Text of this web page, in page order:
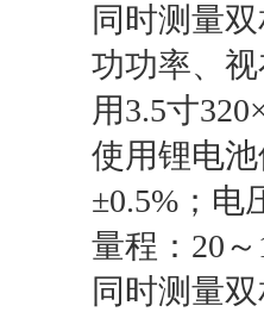
同时测量
功功率、
用3.5寸
使用锂电
±0.5%；电
量程：20
同时测量